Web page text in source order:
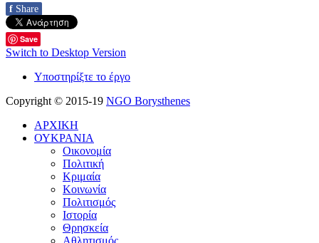
f Share
Save
Switch to Desktop Version
Υποστηρίξτε το έργο
Copyright © 2015-19 NGO Borysthenes
ΑΡΧΙΚΗ
ΟΥΚΡΑΝΙΑ
Οικονομία
Πολιτική
Κριμαία
Κοινωνία
Πολιτισμός
Ιστορία
Θρησκεία
Αθλητισμός